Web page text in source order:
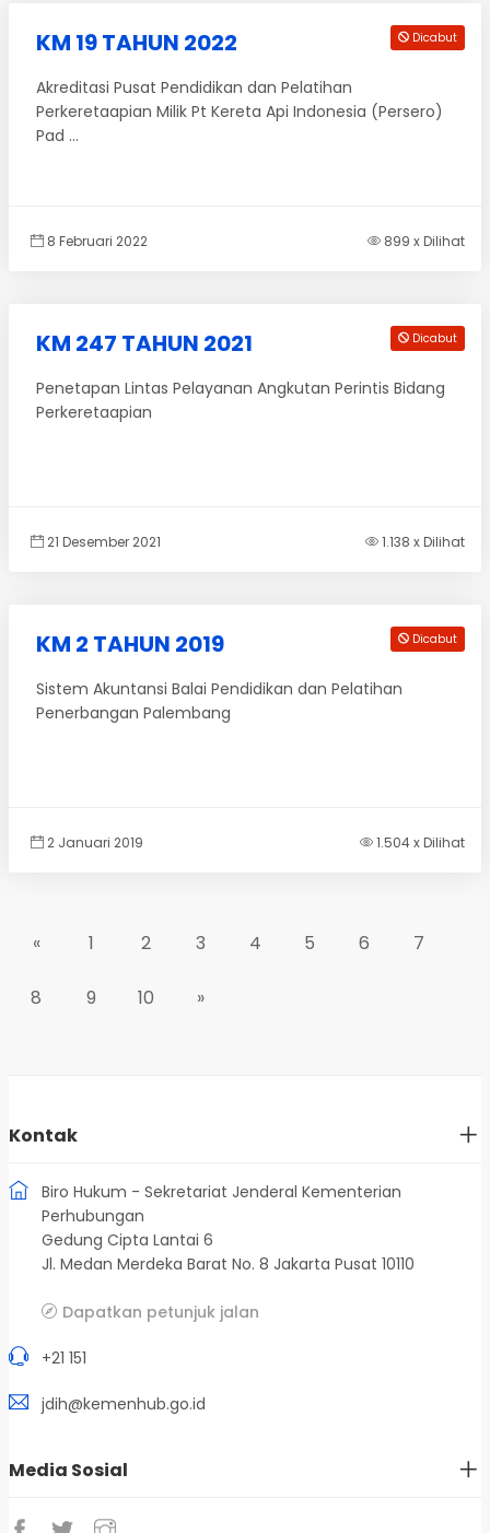
Dicabut
KM 19 TAHUN 2022
Akreditasi Pusat Pendidikan dan Pelatihan
Perkeretaapian Milik Pt Kereta Api Indonesia (Persero)
Pad ...
8 Februari 2022 899 x Dilihat
Dicabut
KM 247 TAHUN 2021
Penetapan Lintas Pelayanan Angkutan Perintis Bidang
Perkeretaapian
21 Desember 2021 1.138 x Dilihat
Dicabut
KM 2 TAHUN 2019
Sistem Akuntansi Balai Pendidikan dan Pelatihan
Penerbangan Palembang
2 Januari 2019 1.504 x Dilihat
« 1 2 3 4 5 6 7
8 9 10 »
Kontak
Biro Hukum - Sekretariat Jenderal Kementerian
Perhubungan
Gedung Cipta Lantai 6
Jl. Medan Merdeka Barat No. 8 Jakarta Pusat 10110
Dapatkan petunjuk jalan
+21 151
jdih@kemenhub.go.id
Media Sosial